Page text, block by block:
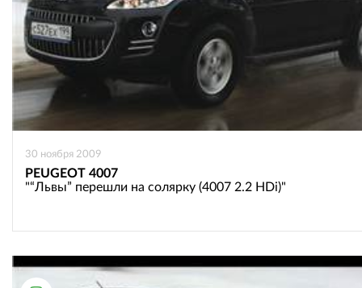
30 ноября 2009
PEUGEOT 4007
"“Львы” перешли на солярку (4007 2.2 HDi)"